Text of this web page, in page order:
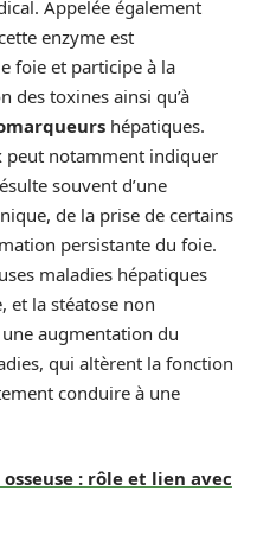
Appelée également
enzyme est
foie et participe à la
des toxines ainsi qu’à
hépatiques.
peut notamment indiquer
souvent d’une
de la prise de certains
persistante du foie.
maladies hépatiques
et la stéatose non
augmentation du
qui altèrent la fonction
conduire à une
: rôle et lien avec